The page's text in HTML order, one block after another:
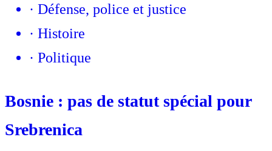
· Défense, police et justice
· Histoire
· Politique
Bosnie : pas de statut spécial pour
Srebrenica